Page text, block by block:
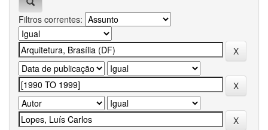
Filtros correntes: